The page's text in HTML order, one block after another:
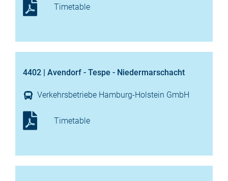
Timetable
4402 | Avendorf - Tespe - Niedermarschacht
Verkehrsbetriebe Hamburg-Holstein GmbH
Timetable